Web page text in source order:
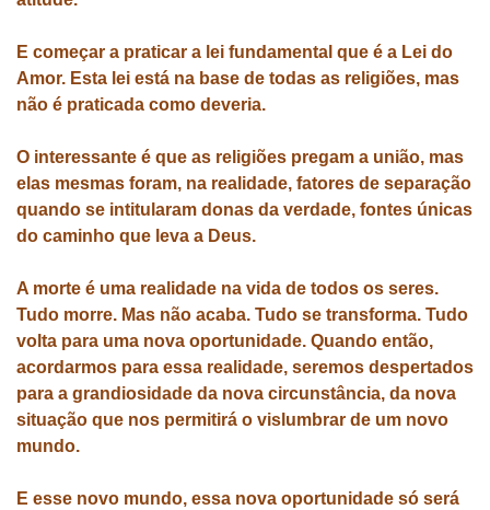
E começar a praticar a lei fundamental que é a Lei do
Amor. Esta lei está na base de todas as religiões, mas
não é praticada como deveria.
O interessante é que as religiões pregam a união, mas
elas mesmas foram, na realidade, fatores de separação
quando se intitularam donas da verdade, fontes únicas
do caminho que leva a Deus.
A morte é uma realidade na vida de todos os seres.
Tudo morre. Mas não acaba. Tudo se transforma. Tudo
volta para uma nova oportunidade. Quando então,
acordarmos para essa realidade, seremos despertados
para a grandiosidade da nova circunstância, da nova
situação que nos permitirá o vislumbrar de um novo
mundo.
E esse novo mundo, essa nova oportunidade só será